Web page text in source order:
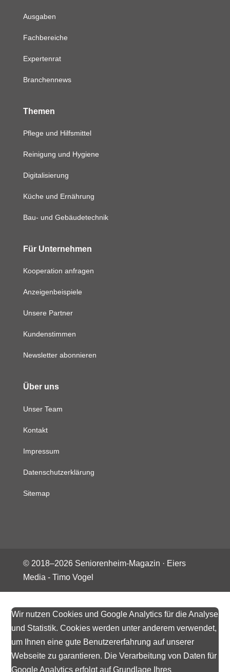
Ausgaben
Fachbereiche
Expertenrat
Branchennews
Themen
Pflege und Hilfsmittel
Reinigung und Hygiene
Digitalisierung
Küche und Ernährung
Bau- und Gebäudetechnik
Für Unternehmen
Kooperation anfragen
Anzeigenbeispiele
Unsere Partner
Kundenstimmen
Newsletter abonnieren
Über uns
Unser Team
Kontakt
Impressum
Datenschutzerklärung
Sitemap
© 2018–2026Seniorenheim-Magazin · Eiers
Media - Timo Vogel
Wir nutzen Cookies und Google Analytics für die Analyse
und Statistik. Cookies werden unter anderem verwendet,
um Ihnen eine gute Benutzererfahrung auf unserer
Webseite zu garantieren. Die Verarbeitung von Daten für
Google Analytics erfolgt auf Grundlage Ihres